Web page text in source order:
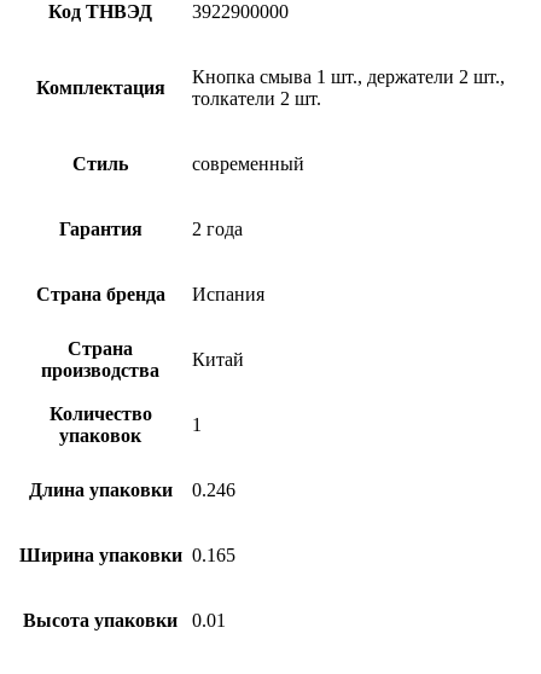
Код ТНВЭД 3922900000
Комплектация
Кнопка смыва 1 шт., держатели 2 шт.,
толкатели 2 шт.
Стиль современный
Гарантия 2 года
Страна бренда Испания
Страна
производства
Китай
Количество
упаковок
1
Длина упаковки 0.246
Ширина упаковки 0.165
Высота упаковки 0.01